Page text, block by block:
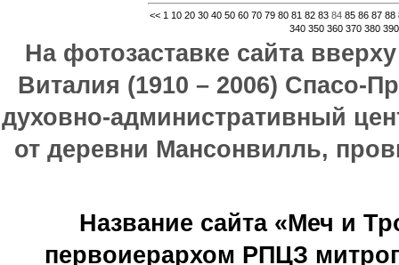
<< 1 10 20 30 40 50 60 70 79 80 81 82 8384 85 86 87 88
340 350 360 370 380 390
На фотозаставке сайта
Виталия (1910 – 2006) Спасо-
духовно-административный
от деревни Мансонвилль,
Название сайта «Меч и
первоиерархом РПЦЗ